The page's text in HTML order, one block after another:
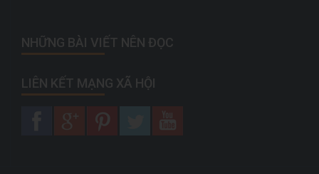
NHỮNG BÀI VIẾT NÊN ĐỌC
LIÊN KẾT MẠNG XÃ HỘI